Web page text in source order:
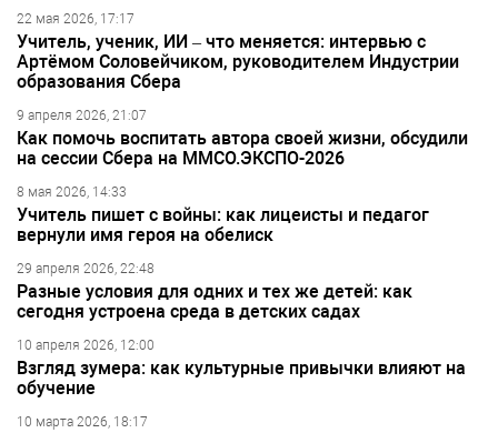
22 мая 2026, 17:17
Учитель, ученик, ИИ – что меняется: интервью с
Артёмом Соловейчиком, руководителем Индустрии
образования Сбера
9 апреля 2026, 21:07
Как помочь воспитать автора своей жизни, обсудили
на сессии Сбера на ММСО.ЭКСПО-2026
8 мая 2026, 14:33
Учитель пишет с войны: как лицеисты и педагог
вернули имя героя на обелиск
29 апреля 2026, 22:48
Разные условия для одних и тех же детей: как
сегодня устроена среда в детских садах
10 апреля 2026, 12:00
Взгляд зумера: как культурные привычки влияют на
обучение
10 марта 2026, 18:17